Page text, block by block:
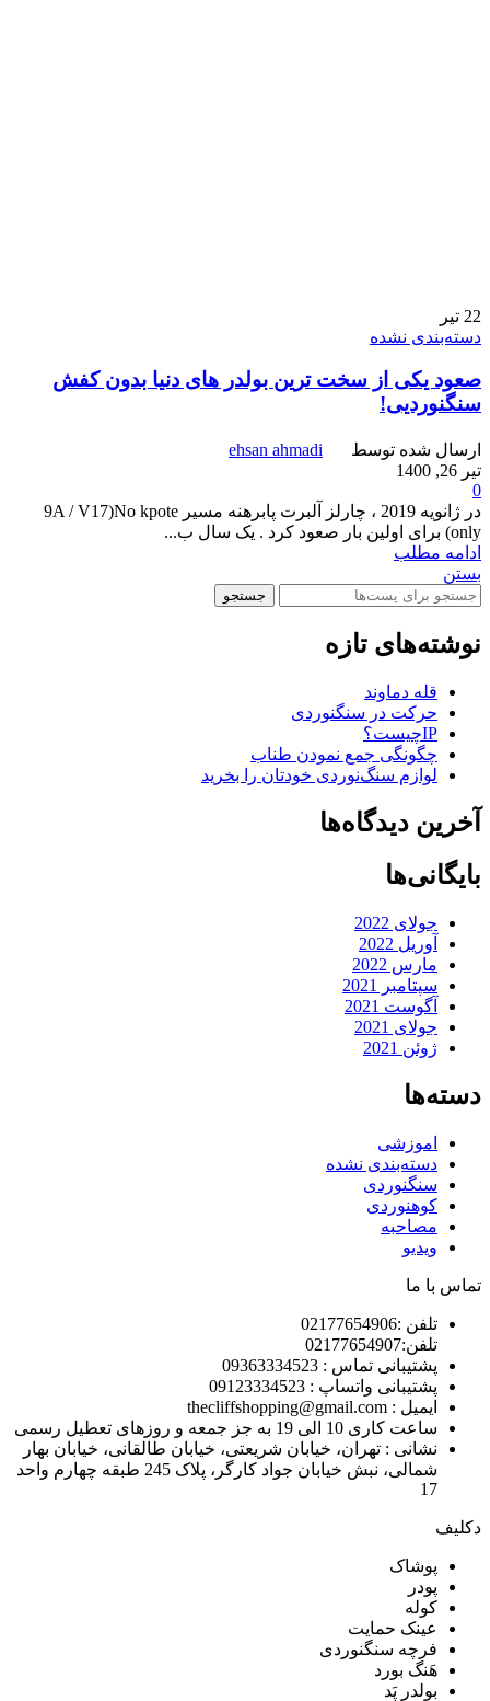
22 تیر
دسته‌بندی نشده
صعود یکی از سخت ترین بولدر های دنیا بدون کفش
سنگنوردیی!
ارسال شده توسط
ehsan ahmadi
تیر 26, 1400
0
در ژانویه 2019 ، چارلز آلبرت پابرهنه مسیر 9A / V17)No kpote
only) برای اولین بار صعود کرد . یک سال ب...
ادامه مطلب
بستن
جستجو
نوشته‌های تازه
قله دماوند
حرکت در سنگنوردی
IPچیست؟
چگونگی جمع نمودن طناب
لوازم سنگ‌نوردی خودتان را بخرید
آخرین دیدگاه‌ها
بایگانی‌ها
جولای 2022
آوریل 2022
مارس 2022
سپتامبر 2021
آگوست 2021
جولای 2021
ژوئن 2021
دسته‌ها
اموزشی
دسته‌بندی نشده
سنگنوردی
کوهنوردی
مصاحبه
ویدیو
تماس با ما
تلفن :02177654906
تلفن:02177654907
پشتیبانی تماس : 09363334523
پشتیبانی واتساپ : 09123334523
ايميل : thecliffshopping@gmail.com
ساعت کاری 10 الی 19 به جز جمعه و روزهای تعطیل رسمی
نشانی : تهران، خیابان شریعتی، خیابان طالقانی، خیابان بهار
شمالی، نبش خیابان جواد کارگر، پلاک 245 طبقه چهارم واحد
17
دکلیف​
پوشاک
پودر
کوله
عینک حمایت
فرچه سنگنوردی
هَنگ بورد
بولدر پَد